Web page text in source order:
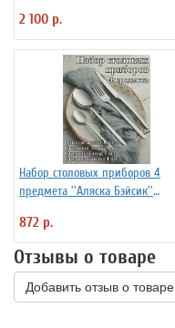
2 100 р.
Набор столовых приборов 4
предмета ''Аляска Бэйсик''
872 р.
Отзывы о товаре
Добавить отзыв о товаре